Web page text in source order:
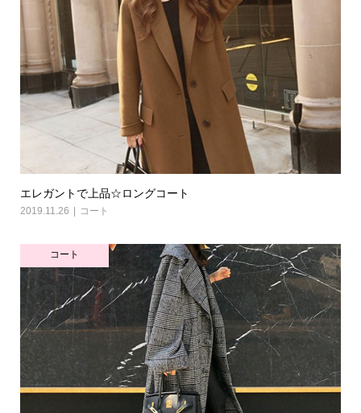
エレガントで上品☆ロングコート
2019.11.26 コート
コート